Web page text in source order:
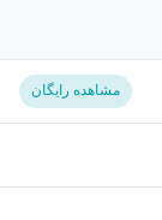
مشاهده رایگان